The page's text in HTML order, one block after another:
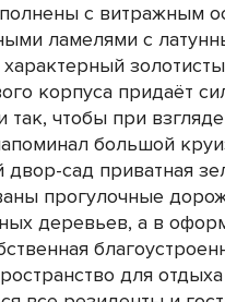
с витражным
ламелями с
характерный
корпуса придаёт
так, чтобы при
большой
двор-сад приватная
прогулочные
деревьев, а в
для